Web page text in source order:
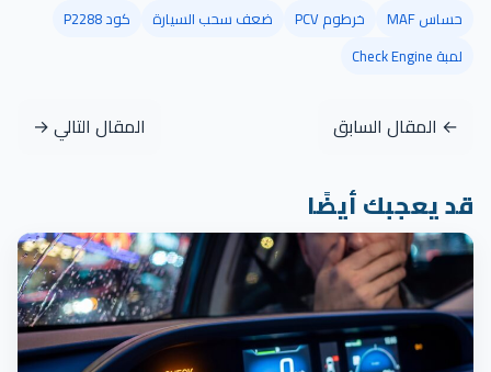
حساس MAF
خرطوم PCV ضعف سحب السيارة
كود P2288
لمبة Check Engine
← المقال السابق المقال التالي →
يعجبك أيضًا